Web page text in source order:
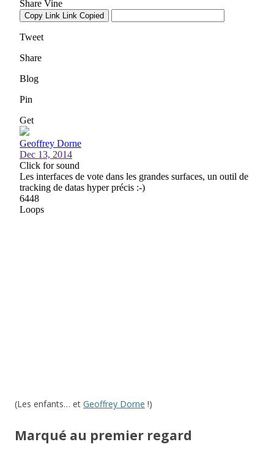
(Les enfants… et Geoffrey Dorne !)
Marqué au premier regard